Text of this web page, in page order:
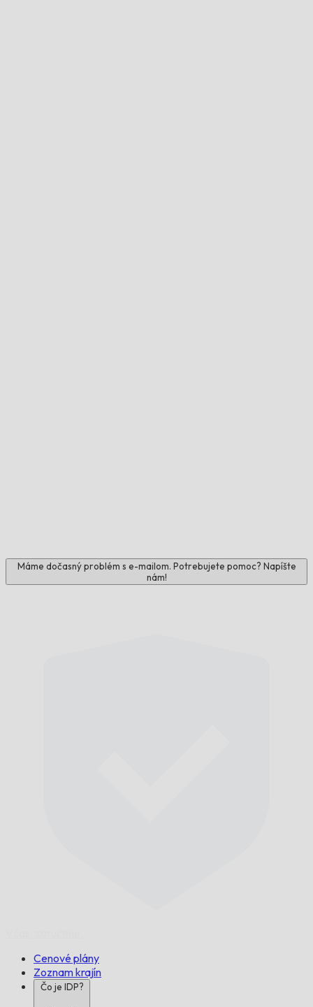
Máme dočasný problém s e-mailom. Potrebujete pomoc? Napíšte
nám!
Cenové plány
Zoznam krajín
Čo je IDP?